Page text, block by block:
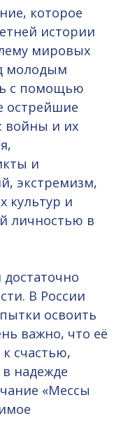
которое
истории
мировых
молодым
с помощью
острейшие
войны и их
и
экстремизм,
культур и
личностью в
В России
освоить
важно, что её
счастью,
надежде
«Мессы